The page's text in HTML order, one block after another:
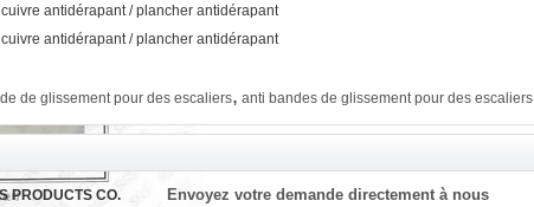
de glissement pour des escaliers, anti bandes de glissement pour des escaliers
PRODUCTS CO.
Envoyez votre demande directement à nous